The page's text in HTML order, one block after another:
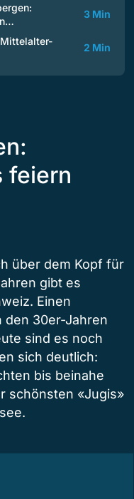
3 Min
2 Min
feiern
über dem Kopf für
gibt es
Einen
den 30er-Jahren
sind es noch
sich deutlich:
bis beinahe
schönsten «Jugis»